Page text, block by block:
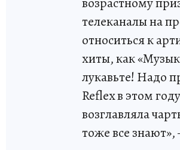
телеканалы на
относиться к
хиты, как
лукавьте! Надо
Reflex в этом
возглавляла
тоже все